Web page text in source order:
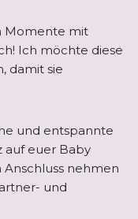
Momente mit
Ich möchte diese
damit sie
und entspannte
auf euer Baby
nehmen
und